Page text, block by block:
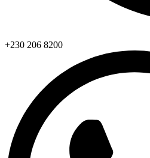
+230 206 8200